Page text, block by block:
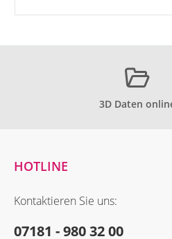
3D Daten
HOTLINE
Kontaktieren Sie uns:
07181 - 980 32 00